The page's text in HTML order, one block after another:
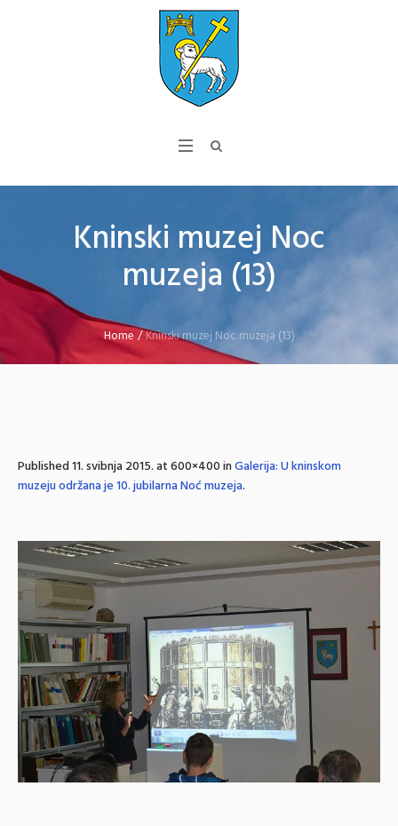
Kninski muzej Noc
muzeja (13)
Home /Kninski muzej Noc muzeja (13)
Published11. svibnja 2015.at 600×400 inGalerija: U kninskom
muzeju održana je 10. jubilarna Noć muzeja.